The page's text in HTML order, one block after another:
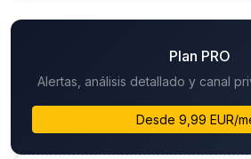
Plan PRO
Alertas, análisis detallado y canal
Desde 9,99 EUR/